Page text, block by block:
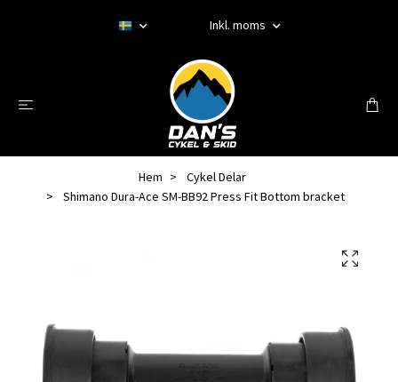
Inkl. moms
Hem
Cykel Delar
Shimano Dura-Ace SM-BB92 Press Fit Bottom bracket